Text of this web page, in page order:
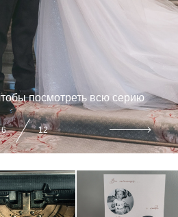
посмотреть всю серию
7 12